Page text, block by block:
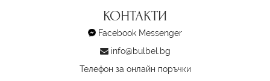
КОНТАКТИ
Facebook Messenger
info@bulbel.bg
Телефон за онлайн поръчки